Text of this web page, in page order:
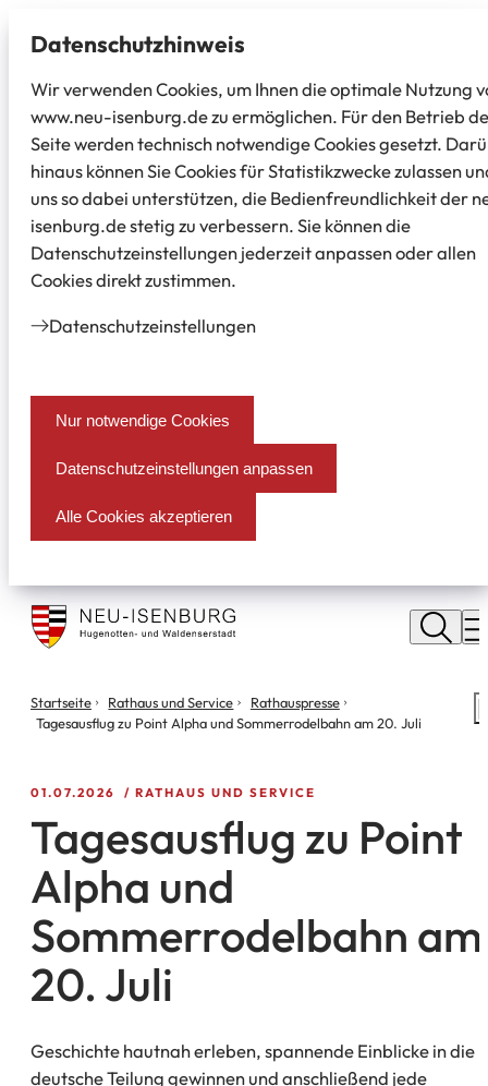
Datenschutz­hinweis
Wir verwenden Cookies, um Ihnen die optimale Nutzung
www.neu-isenburg.de zu ermöglichen. Für den Betrieb
Seite werden technisch notwendige Cookies gesetzt.
hinaus können Sie Cookies für Statistikzwecke zulassen
uns so dabei unterstützen, die Bedienfreundlichkeit der
isenburg.de stetig zu verbessern. Sie können die
Datenschutzeinstellungen jederzeit anpassen oder allen
Cookies direkt zustimmen.
Datenschutz­einstellungen
Nur notwendige Cookies
Datenschutzeinstellungen anpassen
Alle Cookies akzeptieren
Stadt
Neu
Isenburg
Sie
befinden
Startseite Rathaus und Service
Rathauspresse
Tagesausflug zu Point Alpha und Sommerrodelbahn am 20. Juli
01.07.2026 RATHAUS UND SERVICE
Tagesausflug zu Point
Alpha und
Sommerrodelbahn am
20. Juli
Geschichte hautnah erleben, spannende Einblicke in die
deutsche Teilung gewinnen und anschließend jede